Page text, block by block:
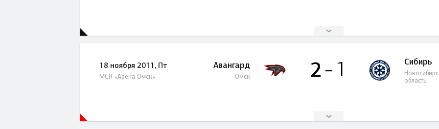
18 ноября 2011, Пт
МСК «Арена Омск»
Авангард
Омск 2 Сибирь
область
1